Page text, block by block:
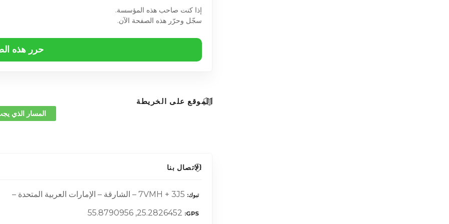
إذا كنت صاحب هذه المؤسسة.
سجّل وحرّر هذه الصفحة الآن.
حرر هذه
الموقع على الخريطة
المسار الذي
الاتصال بنا
تبوك 7VMH + 3J5 – الشارقة – الإمارات العربية المتحدة –
GPS
25.2826452, 55.8790956